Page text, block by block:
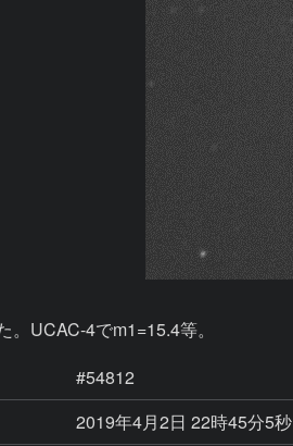
UCAC-4でm1=15.4等。
#54812
2019年4月2日 22時45分5秒